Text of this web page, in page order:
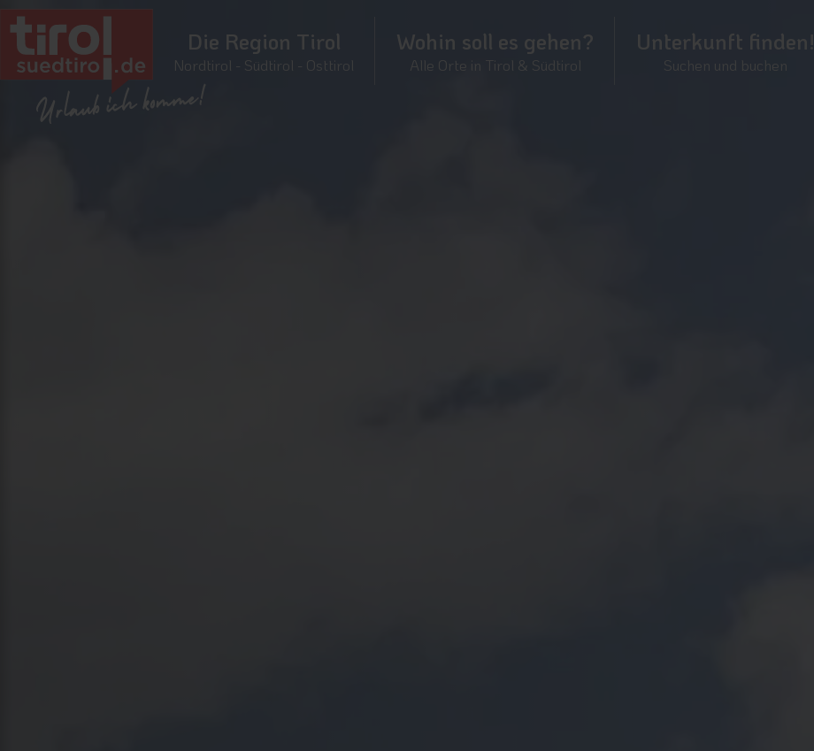
Die Region Tirol
Nordtirol - Südtirol - Osttirol
Wohin soll es gehen?
Alle Orte in Tirol & Südtirol
Unterkunft finden!
Suchen und buchen